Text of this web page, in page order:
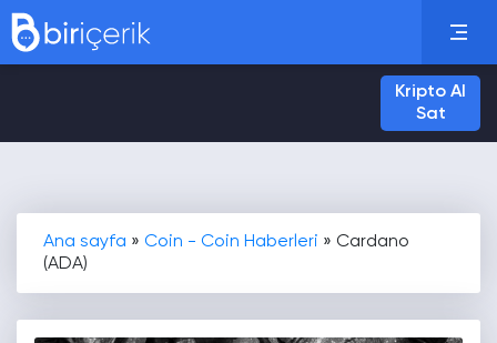
Kripto Al
Sat
Ana sayfa » Coin - Coin Haberleri » Cardano
(ADA)